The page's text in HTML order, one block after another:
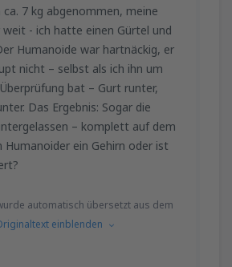
7 kg abgenommen, meine
weit - ich hatte einen Gürtel und
Humanoide war hartnäckig, er
nicht – selbst als ich ihn um
bat – Gurt runter,
Das Ergebnis: Sogar die
– komplett auf dem
Humanoider ein Gehirn oder ist
automatisch übersetzt aus dem
einblenden